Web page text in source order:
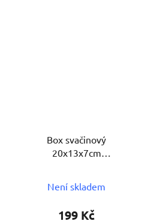
Box svačinový
20x13x7cm
Není skladem
199 Kč